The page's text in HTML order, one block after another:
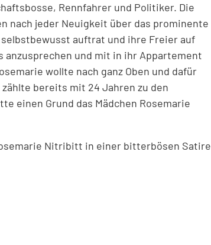
Rennfahrer und Politiker. Die
nach jeder Neuigkeit über das prominente
auftrat und ihre Freier auf
anzusprechen und mit in ihr Appartement
wollte nach ganz Oben und dafür
bereits mit 24 Jahren zu den
einen Grund das Mädchen Rosemarie
Nitribitt in einer bitterbösen Satire